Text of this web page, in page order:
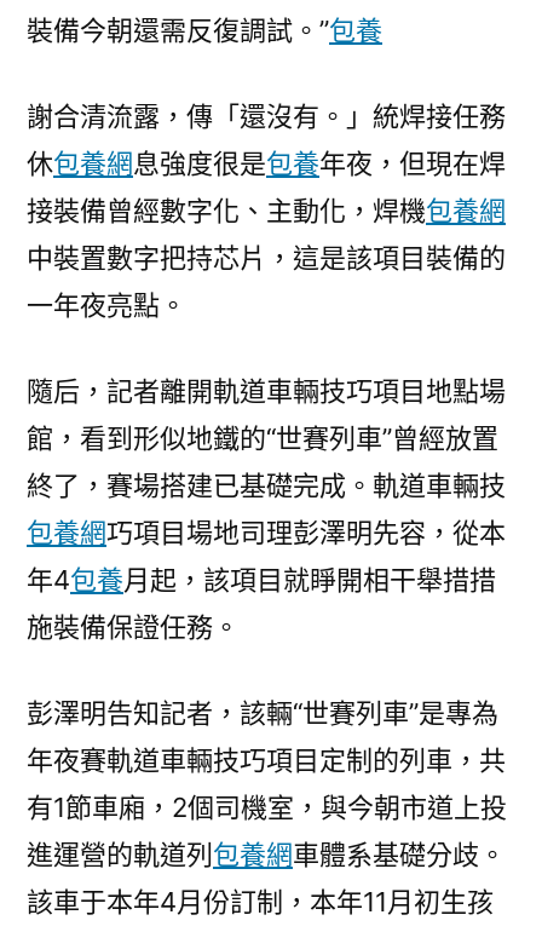
裝備今朝還需反復調試。”包養
謝合清流露，傳「還沒有。」統焊接任務
休包養網息強度很是包養年夜，但現在焊
接裝備曾經數字化、主動化，焊機包養網
中裝置數字把持芯片，這是該項目裝備的
一年夜亮點。
隨后，記者離開軌道車輛技巧項目地點場
館，看到形似地鐵的“世賽列車”曾經放置
終了，賽場搭建已基礎完成。軌道車輛技
包養網巧項目場地司理彭澤明先容，從本
年4包養月起，該項目就睜開相干舉措措
施裝備保證任務。
彭澤明告知記者，該輛“世賽列車”是專為
年夜賽軌道車輛技巧項目定制的列車，共
有1節車廂，2個司機室，與今朝市道上投
進運營的軌道列 包養網車體系基礎分歧。
該車于本年4月份訂制，本年11月初生孩